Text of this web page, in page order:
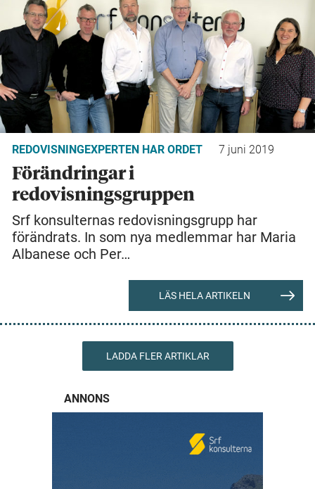
REDOVISNINGEXPERTEN HAR ORDET 7 juni 2019
Förändringar i
redovisningsgruppen
Srf konsulternas redovisningsgrupp har
förändrats. In som nya medlemmar har Maria
Albanese och Per…
LÄS HELA ARTIKELN
LADDA FLER ARTIKLAR
ANNONS